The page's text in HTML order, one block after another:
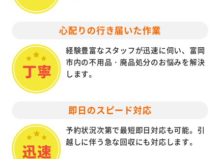
心配りの行き届いた作業
経験豊富なスタッフが迅速に伺い、富岡
市内の不用品・廃品処分のお悩みを解決
します。
即日のスピード対応
予約状況次第で最短即日対応も可能。引
越しに伴う急な回収にも対応します。